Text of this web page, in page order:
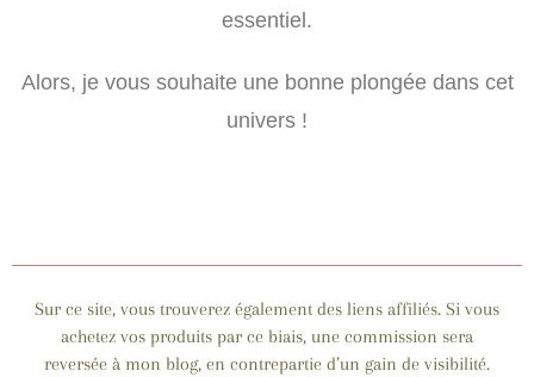
essentiel.
Alors, je vous souhaite une bonne plongée dans cet
univers !
Sur ce site, vous trouverez également des liens affiliés. Si vous
achetez vos produits par ce biais, une commission sera
reversée à mon blog, en contrepartie d’un gain de visibilité.